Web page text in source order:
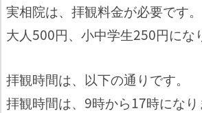
実相院は、拝観料金が必要です。
大人500円、小中学生250円にな
拝観時間は、以下の通りです。
拝観時間は、9時から17時になり